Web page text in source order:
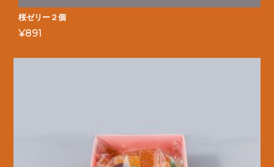
桜ゼリー２個
¥891